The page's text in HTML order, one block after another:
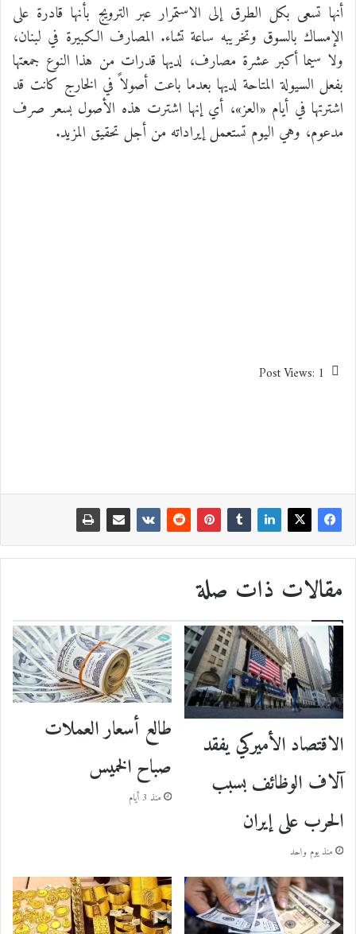
أنها تسعى بكل الطرق إلى الاستمرار عبر الترويج بأنها قادرة على
الإمساك بالسوق وتخريبه ساعة تشاء. المصارف الكبيرة في لبنان،
ولا سيما أكبر عشرة مصارف، لديها قدرات من هذا النوع جمعتها
بفعل السيولة المتاحة لديها بعدما باعت أصولاً في الخارج كانت قد
اشترتها في أيام «العز»، أي إنها اشترت هذه الأصول بسعر صرف
مدعوم، وهي اليوم تستعمل إيراداته من أجل تحقيق المزيد.
Post Views: 1
مقالات ذات صلة
الاقتصاد الأميركي يفقد
آلاف الوظائف بسبب
الحرب على إيران
منذ يوم واحد
طالع أسعار العملات
صباح الخميس
منذ 3 أيام